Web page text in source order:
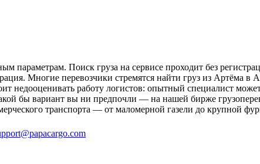
параметрам. Поиск груза на сервисе проходит без
Многие перевозчики стремятся найти груз из Артёма
недооценивать работу логистов: опытный специалист
бы вариант вы ни предпочли — на нашей бирже
транспорта — от маломерной газели до крупной